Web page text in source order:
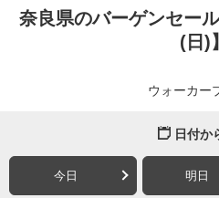
奈良県のバーゲンセー
(日)】
ウォーカー
日付か
今日 明日